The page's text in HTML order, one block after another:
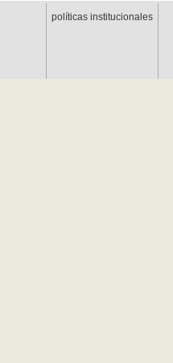
políticas institucionales